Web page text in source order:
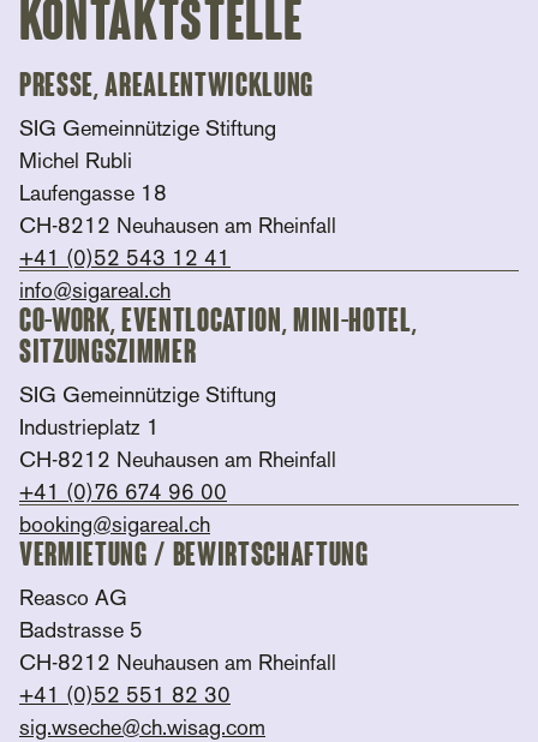
Kontaktstelle
Presse, Arealentwicklung
SIG Gemeinnützige Stiftung
Michel Rubli
Laufengasse 18
CH-8212 Neuhausen am Rheinfall
+41 (0)52 543 12 41
info@sigareal.ch
Co-Work, Eventlocation, Mini-Hotel,
Sitzungszimmer
SIG Gemeinnützige Stiftung
Industrieplatz 1
CH-8212 Neuhausen am Rheinfall
+41 (0)76 674 96 00
booking@sigareal.ch
Vermietung / Bewirtschaftung
Reasco AG
Badstrasse 5
CH-8212 Neuhausen am Rheinfall
+41 (0)52 551 82 30
sig.wseche@ch.wisag.com